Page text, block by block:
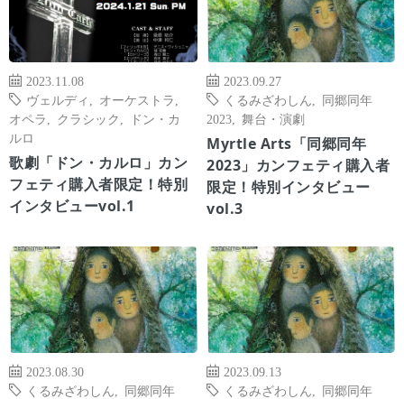
2023.11.08
ヴェルディ
オーケストラ
オペラ
クラシック
ドン・カ
ルロ
歌劇「ドン・カルロ」カン
フェティ購入者限定！特別
インタビューvol.1
2023.09.27
くるみざわしん
同郷同年
2023
舞台・演劇
Myrtle Arts「同郷同年
2023」カンフェティ購入者
限定！特別インタビュー
vol.3
2023.08.30
くるみざわしん
同郷同年
2023.09.13
くるみざわしん
同郷同年